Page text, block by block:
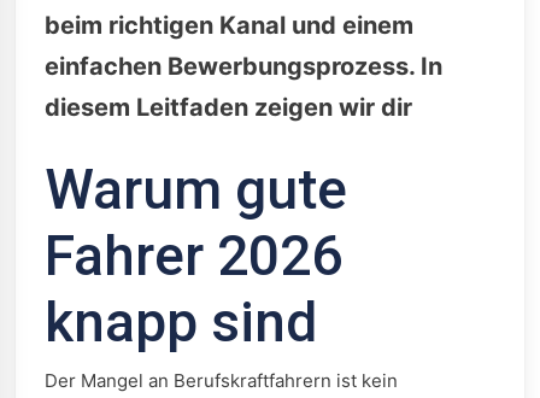
beim richtigen Kanal und einem
einfachen Bewerbungsprozess. In
diesem Leitfaden zeigen wir dir
Warum gute
Fahrer 2026
knapp sind
Der Mangel an Berufskraftfahrern ist kein